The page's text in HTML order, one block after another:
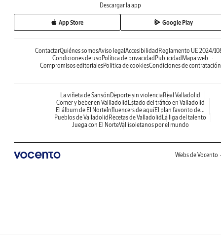
Descargar la app
App Store Google Play
ContactarQuiénes somosAviso legal Accesibilidad Reglamento UE 2024/
Condiciones de uso Política de privacidad Publicidad Mapa web
Compromisos editorialesPolítica de cookiesCondiciones de contratación
La viñeta de Sansón Deporte sin violencia Real Valladolid
Comer y beber en Vallladolid Estado del tráfico en Valladolid
El álbum de El NorteInfluencers de aquíEl plan favorito de...
Pueblos de Valladolid Recetas de Valladolid La liga del talento
Juega con El NorteVallisoletanos por el mundo
Webs de Vocento